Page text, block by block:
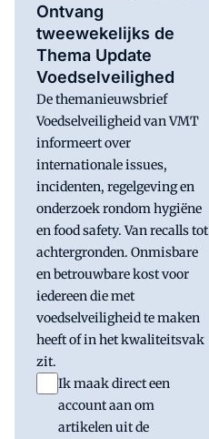
Ontvang
tweewekelijks de
Thema Update
Voedselveilighed
De themanieuwsbrief
Voedselveiligheid van VMT
informeert over
internationale issues,
incidenten, regelgeving en
onderzoek rondom hygiëne
en food safety. Van recalls tot
achtergronden. Onmisbare
en betrouwbare kost voor
iedereen die met
voedselveiligheid te maken
heeft of in het kwaliteitsvak
zit.
Ik maak direct een
account aan om
artikelen uit de